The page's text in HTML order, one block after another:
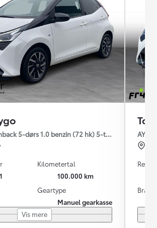
5-dørs 1.0 benzin (72 hk) 5-trins man. gear
Kilometertal
100.000 km
Geartype
Manuel gearkasse
Vis mere